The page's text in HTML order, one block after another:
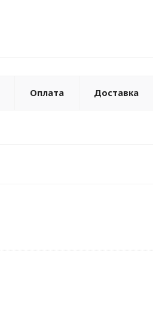
Оплата Доставка